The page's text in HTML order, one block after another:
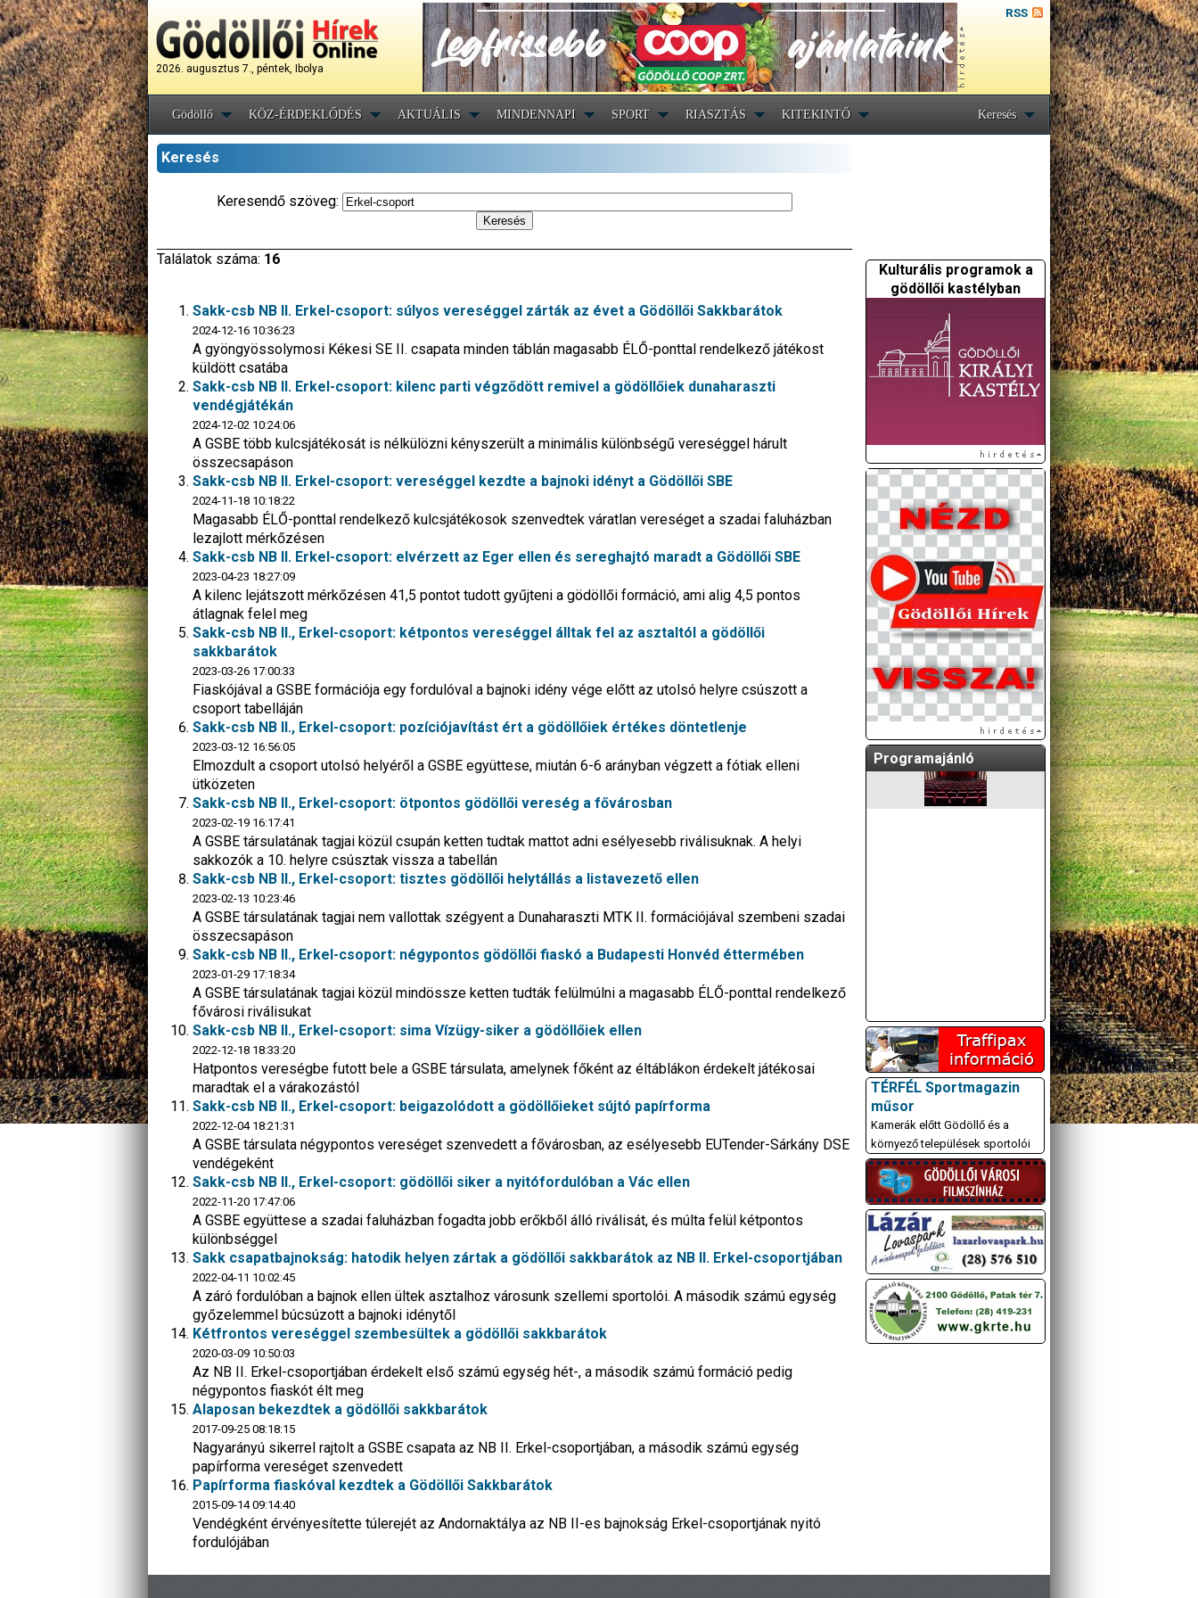
2026. augusztus 7., péntek, Ibolya
RSS
Gödöllő KÖZ-ÉRDEKLŐDÉS AKTUÁLIS MINDENNAPI SPORT RIASZTÁS KITEKINTŐ Keresés
Keresés
Keresendő szöveg:
Találatok száma: 16
Sakk-csb NB II. Erkel-csoport: súlyos vereséggel zárták az évet a Gödöllői Sakkbarátok
2024-12-16 10:36:23
A gyöngyössolymosi Kékesi SE II. csapata minden táblán magasabb ÉLŐ-ponttal rendelkező játékost
küldött csatába
Sakk-csb NB II. Erkel-csoport: kilenc parti végződött remivel a gödöllőiek dunaharaszti
vendégjátékán
2024-12-02 10:24:06
A GSBE több kulcsjátékosát is nélkülözni kényszerült a minimális különbségű vereséggel hárult
összecsapáson
Sakk-csb NB II. Erkel-csoport: vereséggel kezdte a bajnoki idényt a Gödöllői SBE
2024-11-18 10:18:22
Magasabb ÉLŐ-ponttal rendelkező kulcsjátékosok szenvedtek váratlan vereséget a szadai faluházban
lezajlott mérkőzésen
Sakk-csb NB II. Erkel-csoport: elvérzett az Eger ellen és sereghajtó maradt a Gödöllői SBE
2023-04-23 18:27:09
A kilenc lejátszott mérkőzésen 41,5 pontot tudott gyűjteni a gödöllői formáció, ami alig 4,5 pontos
átlagnak felel meg
Sakk-csb NB II., Erkel-csoport: kétpontos vereséggel álltak fel az asztaltól a gödöllői
sakkbarátok
2023-03-26 17:00:33
Fiaskójával a GSBE formációja egy fordulóval a bajnoki idény vége előtt az utolsó helyre csúszott a
csoport tabelláján
Sakk-csb NB II., Erkel-csoport: pozíciójavítást ért a gödöllőiek értékes döntetlenje
2023-03-12 16:56:05
Elmozdult a csoport utolsó helyéről a GSBE együttese, miután 6-6 arányban végzett a fótiak elleni
ütközeten
Sakk-csb NB II., Erkel-csoport: ötpontos gödöllői vereség a fővárosban
2023-02-19 16:17:41
A GSBE társulatának tagjai közül csupán ketten tudtak mattot adni esélyesebb riválisuknak. A helyi
sakkozók a 10. helyre csúsztak vissza a tabellán
Sakk-csb NB II., Erkel-csoport: tisztes gödöllői helytállás a listavezető ellen
2023-02-13 10:23:46
A GSBE társulatának tagjai nem vallottak szégyent a Dunaharaszti MTK II. formációjával szembeni szadai
összecsapáson
Sakk-csb NB II., Erkel-csoport: négypontos gödöllői fiaskó a Budapesti Honvéd éttermében
2023-01-29 17:18:34
A GSBE társulatának tagjai közül mindössze ketten tudták felülmúlni a magasabb ÉLŐ-ponttal rendelkező
fővárosi riválisukat
Sakk-csb NB II., Erkel-csoport: sima Vízügy-siker a gödöllőiek ellen
2022-12-18 18:33:20
Hatpontos vereségbe futott bele a GSBE társulata, amelynek főként az éltáblákon érdekelt játékosai
maradtak el a várakozástól
Sakk-csb NB II., Erkel-csoport: beigazolódott a gödöllőieket sújtó papírforma
2022-12-04 18:21:31
A GSBE társulata négypontos vereséget szenvedett a fővárosban, az esélyesebb EUTender-Sárkány DSE
vendégeként
Sakk-csb NB II., Erkel-csoport: gödöllői siker a nyitófordulóban a Vác ellen
2022-11-20 17:47:06
A GSBE együttese a szadai faluházban fogadta jobb erőkből álló riválisát, és múlta felül kétpontos
különbséggel
Sakk csapatbajnokság: hatodik helyen zártak a gödöllői sakkbarátok az NB II. Erkel-csoportjában
2022-04-11 10:02:45
A záró fordulóban a bajnok ellen ültek asztalhoz városunk szellemi sportolói. A második számú egység
győzelemmel búcsúzott a bajnoki idénytől
Kétfrontos vereséggel szembesültek a gödöllői sakkbarátok
2020-03-09 10:50:03
Az NB II. Erkel-csoportjában érdekelt első számú egység hét-, a második számú formáció pedig
négypontos fiaskót élt meg
Alaposan bekezdtek a gödöllői sakkbarátok
2017-09-25 08:18:15
Nagyarányú sikerrel rajtolt a GSBE csapata az NB II. Erkel-csoportjában, a második számú egység
papírforma vereséget szenvedett
Papírforma fiaskóval kezdtek a Gödöllői Sakkbarátok
2015-09-14 09:14:40
Vendégként érvényesítette túlerejét az Andornaktálya az NB II-es bajnokság Erkel-csoportjának nyitó
fordulójában
Kulturális programok a
gödöllői kastélyban
Programajánló
A GÖDÖLLŐI ÉS
KÖRNYÉKBELI
KULTURÁLIS- ÉS
SPORTPROGRAMOKAT
KÖZÖSSÉGI
OLDALUNKON TESSZÜK
KÖZZÉ!
TÉRFÉL Sportmagazin
műsor
Kamerák előtt Gödöllő és a
környező települések sportolói